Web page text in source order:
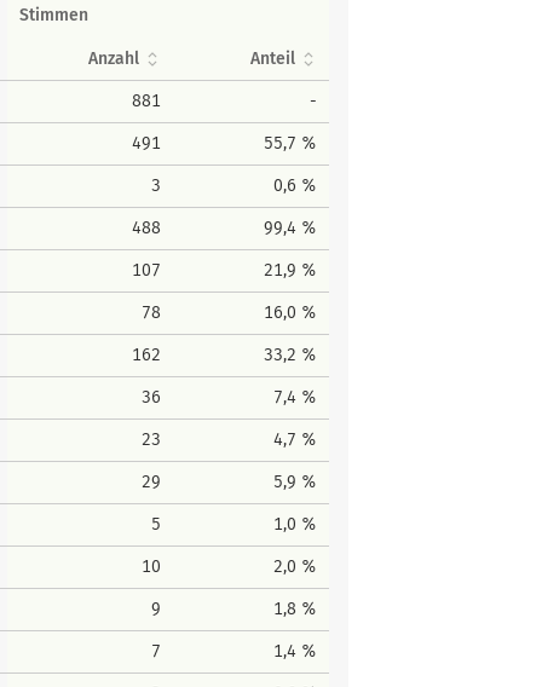
Stimmen
Anzahl Anteil
881 -
491 55,7 %
3 0,6 %
488 99,4 %
107 21,9 %
78 16,0 %
162 33,2 %
36 7,4 %
23 4,7 %
29 5,9 %
5 1,0 %
10 2,0 %
9 1,8 %
7 1,4 %